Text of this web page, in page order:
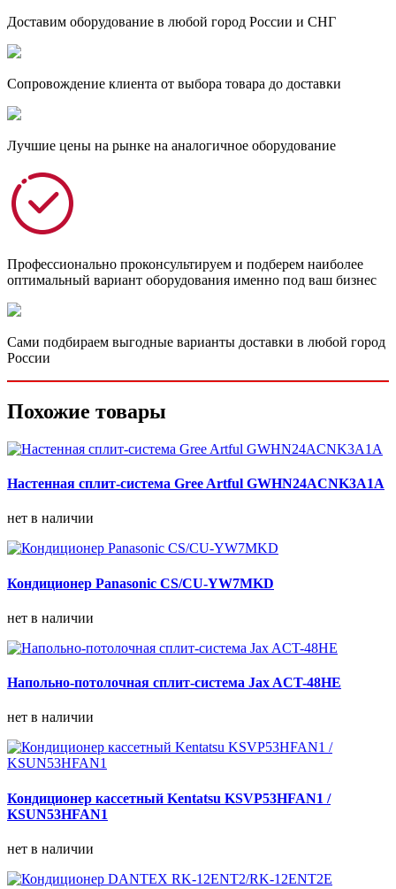
Доставим оборудование в любой город России и СНГ
Сопровождение клиента от выбора товара до доставки
Лучшие цены на рынке на аналогичное оборудование
Профессионально проконсультируем и подберем наиболее
оптимальный вариант оборудования именно под ваш бизнес
Сами подбираем выгодные варианты доставки в любой город
России
Похожие товары
Настенная сплит-система Gree Artful GWHN24ACNK3A1A
нет в наличии
Кондиционер Panasonic CS/CU-YW7MKD
нет в наличии
Напольно-потолочная сплит-система Jax ACT-48HE
нет в наличии
Кондиционер кассетный Kentatsu KSVP53HFAN1 /
KSUN53HFAN1
нет в наличии